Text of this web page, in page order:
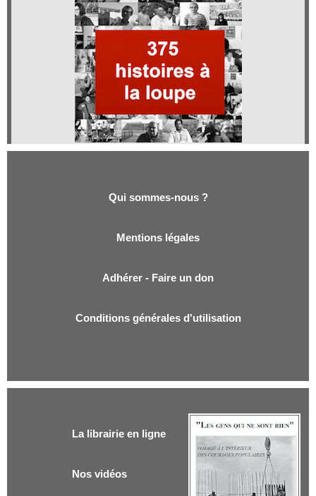
Qui sommes-nous ?
Mentions légales
Adhérer - Faire un don
Conditions générales d'utilisation
La librairie en ligne
Nos vidéos